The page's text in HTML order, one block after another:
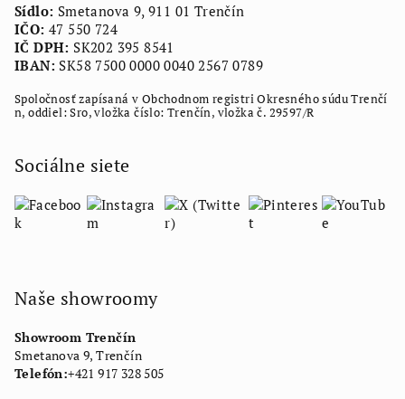
Sídlo: Smetanova 9, 911 01 Trenčín
IČO: 47 550 724
IČ DPH: SK202 395 8541
IBAN: SK58 7500 0000 0040 2567 0789
Spoločnosť zapísaná v Obchodnom registri Okresného súdu Trenčí
n, oddiel: Sro, vložka číslo: Trenčín, vložka č. 29597/R
Sociálne siete
Naše showroomy
Showroom Trenčín
Smetanova 9, Trenčín
Telefón:+421 917 328 505